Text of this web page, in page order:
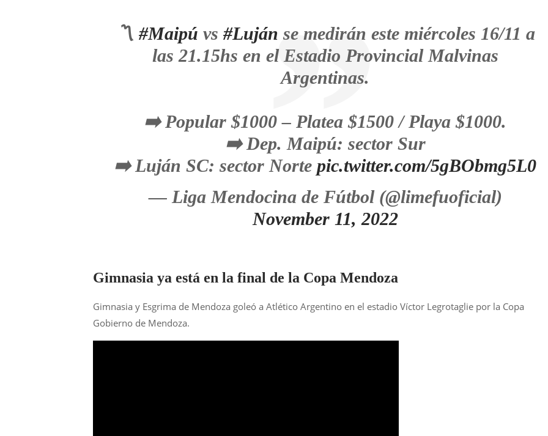
〽️ #Maipú vs #Luján se medirán este miércoles 16/11 a
las 21.15hs en el Estadio Provincial Malvinas
Argentinas.
➡️ Popular $1000 – Platea $1500 / Playa $1000.
➡️ Dep. Maipú: sector Sur
➡️ Luján SC: sector Nortepic.twitter.com/5gBObmg5L0
— Liga Mendocina de Fútbol (@limefuoficial)
November 11, 2022
Gimnasia ya está en la final de la Copa Mendoza
Gimnasia y Esgrima de Mendoza goleó a Atlético Argentino en el estadio Víctor Legrotaglie por la Copa
Gobierno de Mendoza.